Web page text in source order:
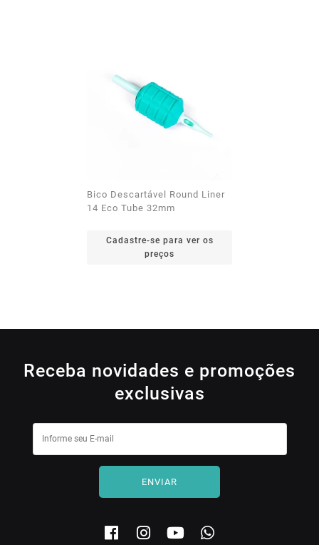
Bico Descartável Round Liner
14 Eco Tube 32mm
Cadastre-se para ver os
preços
Receba novidades e promoções
exclusivas
ENVIAR